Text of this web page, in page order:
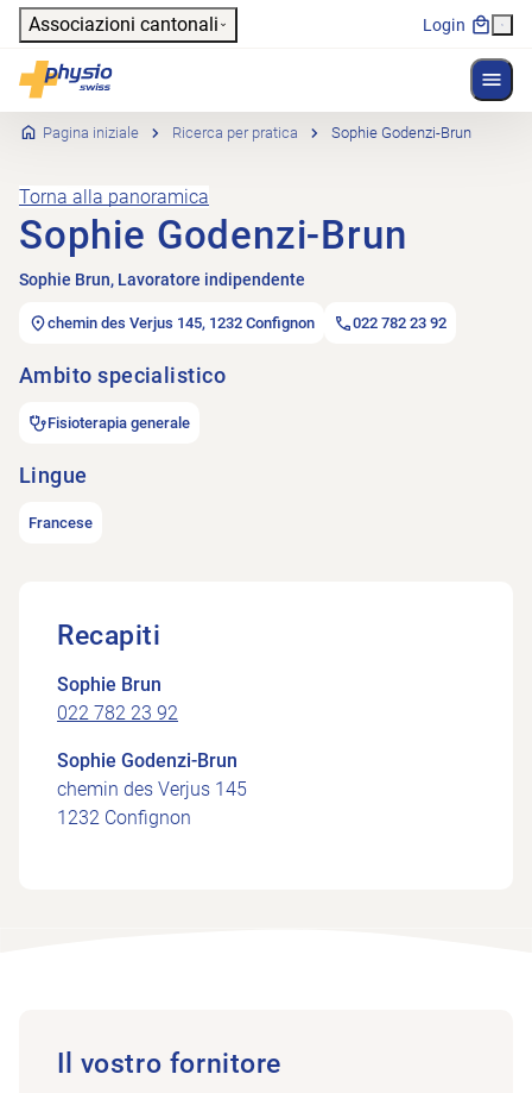
Header
Associazioni cantonali Login
Physioswiss
Navigazione principale
Pagina iniziale Ricerca per pratica Sophie Godenzi-Brun
Torna alla panoramica
Sophie Godenzi-Brun
Sophie Brun, Lavoratore indipendente
chemin des Verjus 145, 1232 Confignon 022 782 23 92
Ambito specialistico
Fisioterapia generale
Lingue
Francese
Recapiti
Sophie Brun
022 782 23 92
Sophie Godenzi-Brun
chemin des Verjus 145
1232 Confignon
Il vostro fornitore